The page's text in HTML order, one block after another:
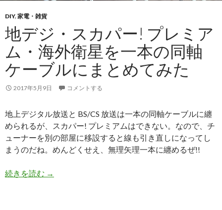
DIY, 家電・雑貨
地デジ・スカパー! プレミア
ム・海外衛星を一本の同軸
ケーブルにまとめてみた
2017年5月9日 コメントする
地上デジタル放送と BS/CS 放送は一本の同軸ケーブルに纏
められるが、スカパー! プレミアムはできない。なので、チ
ューナーを別の部屋に移設すると線も引き直しになってし
まうのだね。めんどくせえ、無理矢理一本に纏めるぜ!!
続きを読む 地デジ・スカパー! プレミアム・海外衛星を一本
→